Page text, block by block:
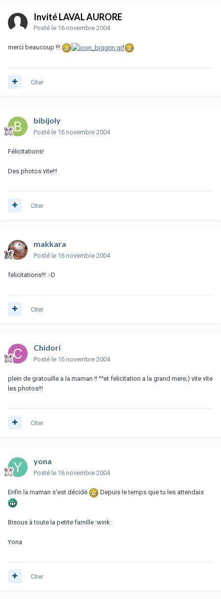
Invité LAVAL AURORE
Posté le 16 novembre 2004
merci beaucoup !!!
Citer
bibijoly
Posté le 16 novembre 2004
Félicitations!
Des photos vite!!!
Citer
makkara
Posté le 16 novembre 2004
felicitations!!! :-D
Citer
Chidori
Posté le 16 novembre 2004
plein de gratouille a la maman !! ^^et felicitation a la grand mere;) vite vite
les photos!!!
Citer
yona
Posté le 16 novembre 2004
Enfin la maman s'est décidé Depuis le temps que tu les attendais
Bisous à toute la petite famille :wink:
Yona
Citer